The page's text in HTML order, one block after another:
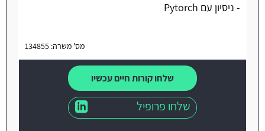
- ניסיון עם Pytorch
מס' משרה: 134855
שלחו קורות חיים עכשיו
שלחו פרופיל